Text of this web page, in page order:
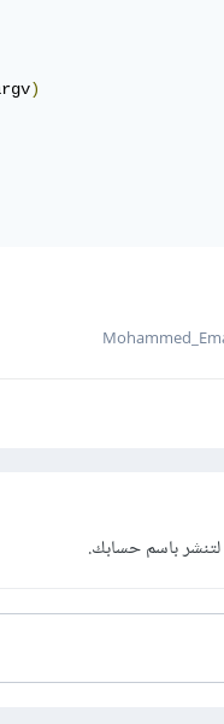
)
لتنشر باسم حسابك.